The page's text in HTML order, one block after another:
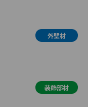
外壁材
装飾部材